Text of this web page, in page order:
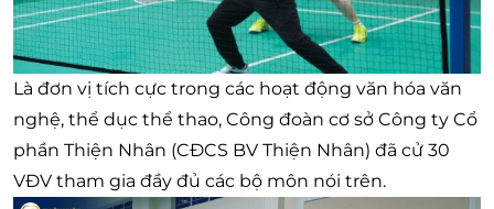
Là đơn vị tích cực trong các hoạt động văn hóa văn
nghệ, thể dục thể thao, Công đoàn cơ sở Công ty Cổ
phần Thiện Nhân (CĐCS BV Thiện Nhân) đã cử 30
VĐV tham gia đầy đủ các bộ môn nói trên.